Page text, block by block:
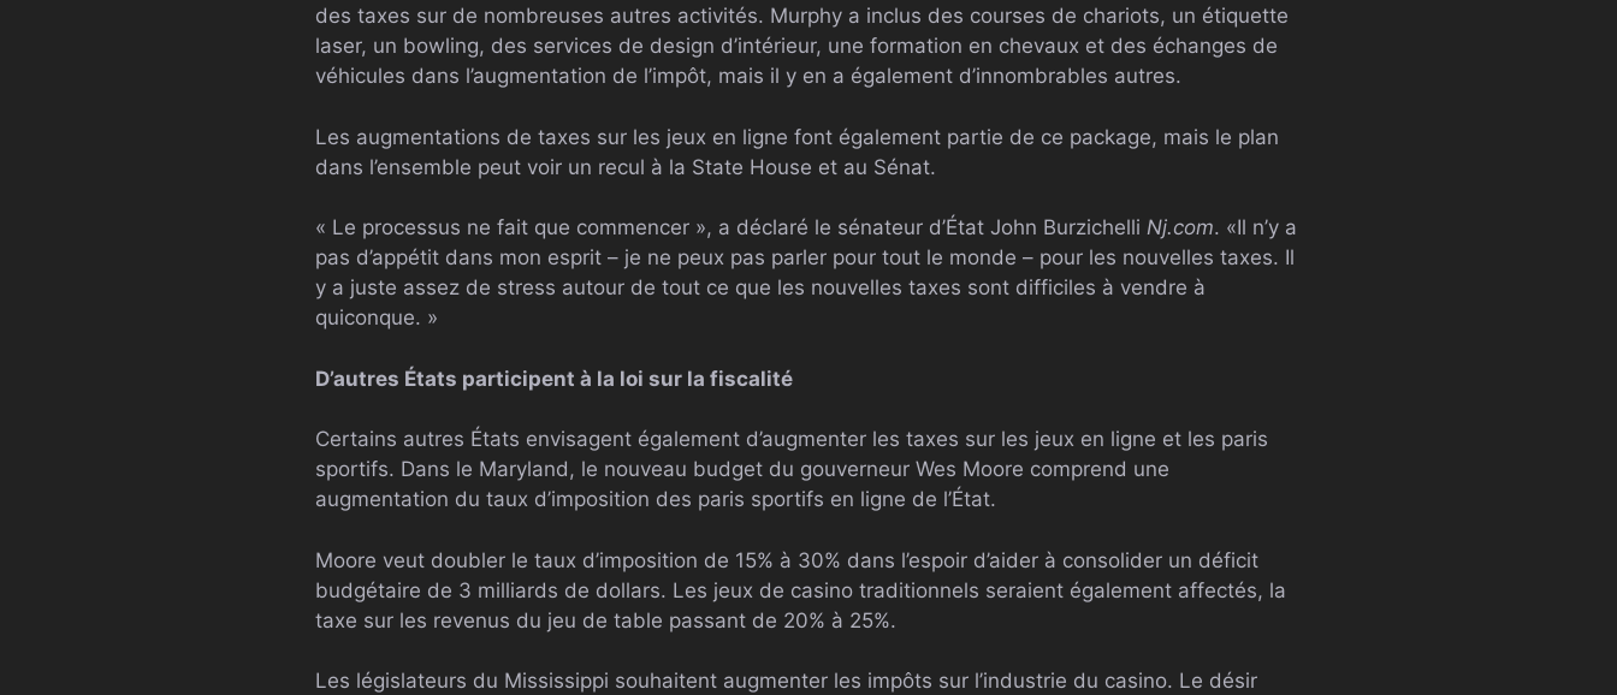
des taxes sur de nombreuses autres activités. Murphy a inclus des courses de chariots, un étiquette
laser, un bowling, des services de design d’intérieur, une formation en chevaux et des échanges de
véhicules dans l’augmentation de l’impôt, mais il y en a également d’innombrables autres.
Les augmentations de taxes sur les jeux en ligne font également partie de ce package, mais le plan
dans l’ensemble peut voir un recul à la State House et au Sénat.
« Le processus ne fait que commencer », a déclaré le sénateur d’État John Burzichelli Nj.com. «Il n’y a
pas d’appétit dans mon esprit – je ne peux pas parler pour tout le monde – pour les nouvelles taxes. Il
y a juste assez de stress autour de tout ce que les nouvelles taxes sont difficiles à vendre à
quiconque. »
D’autres États participent à la loi sur la fiscalité
Certains autres États envisagent également d’augmenter les taxes sur les jeux en ligne et les paris
sportifs. Dans le Maryland, le nouveau budget du gouverneur Wes Moore comprend une
augmentation du taux d’imposition des paris sportifs en ligne de l’État.
Moore veut doubler le taux d’imposition de 15% à 30% dans l’espoir d’aider à consolider un déficit
budgétaire de 3 milliards de dollars. Les jeux de casino traditionnels seraient également affectés, la
taxe sur les revenus du jeu de table passant de 20% à 25%.
Les législateurs du Mississippi souhaitent augmenter les impôts sur l’industrie du casino. Le désir